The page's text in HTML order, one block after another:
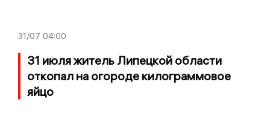
31/07 04:00
31 июля житель Липецкой области
откопал на огороде килограммовое
яйцо